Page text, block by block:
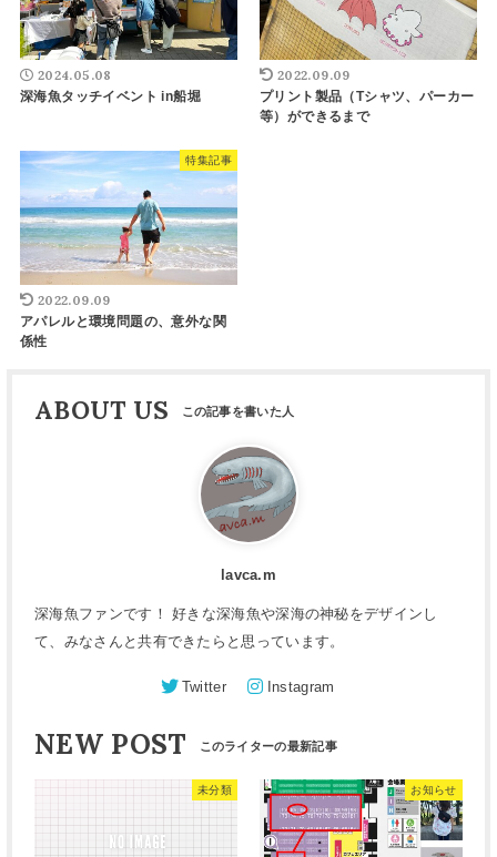
2024.05.08
深海魚タッチイベント in船堀
2022.09.09
プリント製品（Tシャツ、パーカー
等）ができるまで
特集記事
2022.09.09
アパレルと環境問題の、意外な関
係性
ABOUT US
lavca.m
深海魚ファンです！ 好きな深海魚や深海の神秘をデザインし
て、みなさんと共有できたらと思っています。
Twitter Instagram
NEW POST
未分類 お知らせ